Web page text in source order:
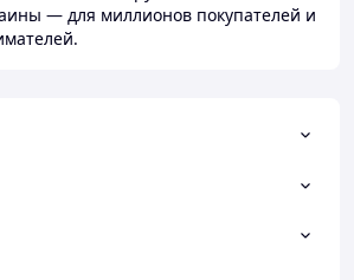
— для миллионов покупателей и